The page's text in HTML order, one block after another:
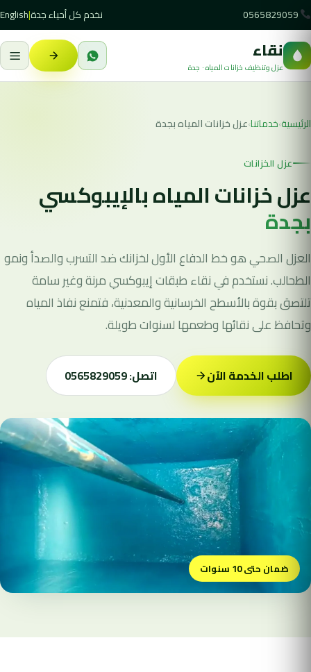
نخدم كل أحياء جدة|
English
نقاء
عزل وتنظيف خزانات المياه · جدة
الرئيسية›خدماتنا›عزل خزانات المياه بجدة
عزل الخزانات
عزل خزانات المياه بالإيبوكسي
بجدة
العزل الصحي هو خط الدفاع الأول لخزانك ضد التسرب والصدأ ونمو
الطحالب. نستخدم في نقاء طبقات إيبوكسي مرنة وغير سامة
تلتصق بقوة بالأسطح الخرسانية والمعدنية، فتمنع نفاذ المياه
وتحافظ على نقائها وطعمها لسنوات طويلة.
اطلب الخدمة الآن اتصل: 0565829059
ضمان حتى 10 سنوات